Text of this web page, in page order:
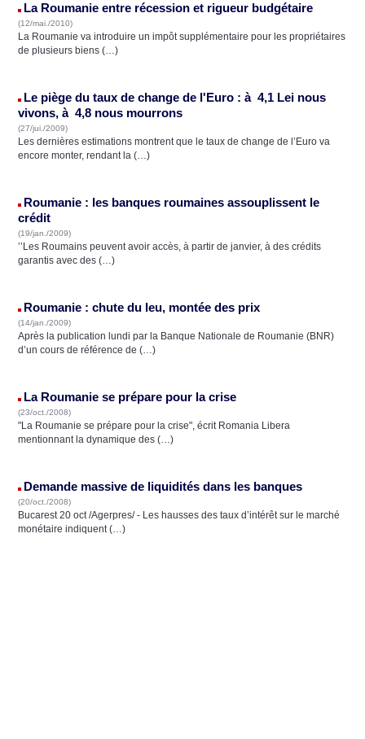
La Roumanie entre récession et rigueur budgétaire
(12/mai./2010)
La Roumanie va introduire un impôt supplémentaire pour les propriétaires
de plusieurs biens (…)
Le piège du taux de change de l'Euro : à 4,1 Lei nous
vivons, à 4,8 nous mourrons
(27/jui./2009)
Les dernières estimations montrent que le taux de change de l’Euro va
encore monter, rendant la (…)
Roumanie : les banques roumaines assouplissent le
crédit
(19/jan./2009)
’’Les Roumains peuvent avoir accès, à partir de janvier, à des crédits
garantis avec des (…)
Roumanie : chute du leu, montée des prix
(14/jan./2009)
Après la publication lundi par la Banque Nationale de Roumanie (BNR)
d’un cours de référence de (…)
La Roumanie se prépare pour la crise
(23/oct./2008)
"La Roumanie se prépare pour la crise", écrit Romania Libera
mentionnant la dynamique des (…)
Demande massive de liquidités dans les banques
(20/oct./2008)
Bucarest 20 oct /Agerpres/ - Les hausses des taux d’intérêt sur le marché
monétaire indiquent (…)